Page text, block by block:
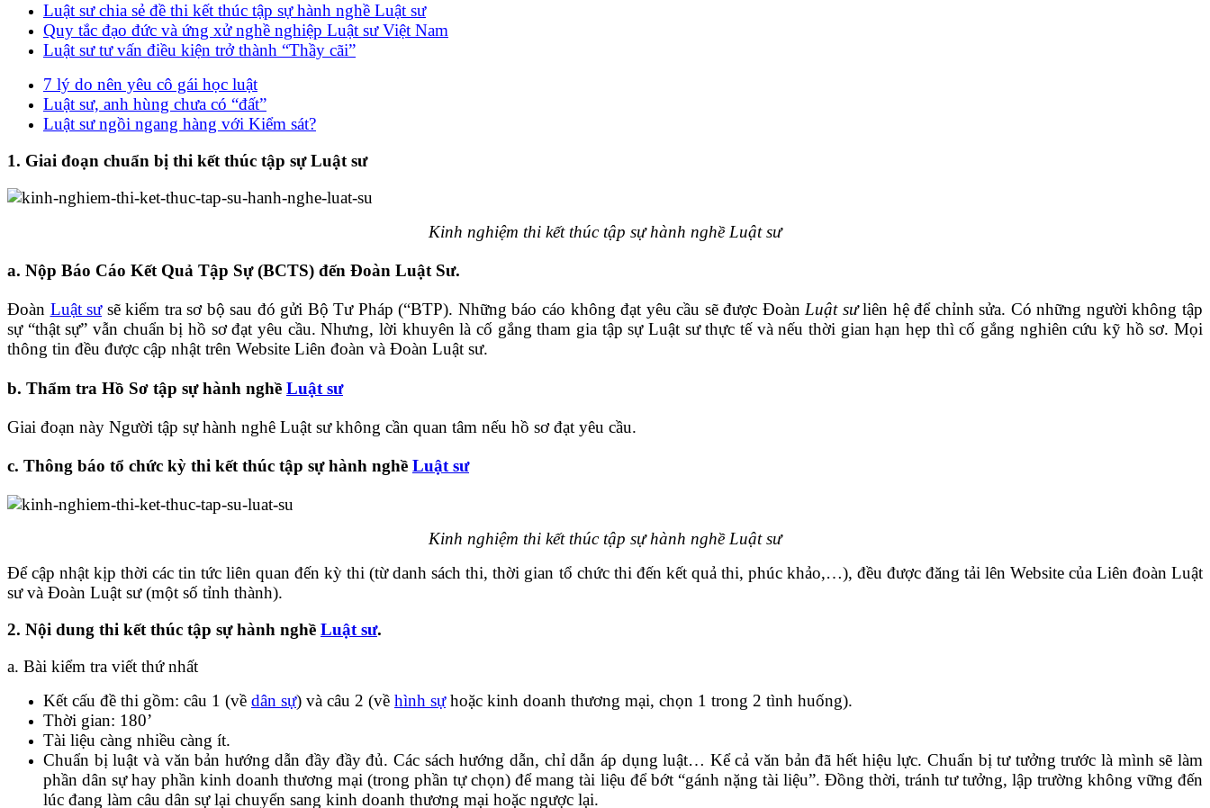
Luật sư chia sẻ đề thi kết thúc tập sự hành nghề Luật sư
Quy tắc đạo đức và ứng xử nghề nghiệp Luật sư Việt Nam
Luật sư tư vấn điều kiện trở thành “Thầy cãi”
7 lý do nên yêu cô gái học luật
Luật sư, anh hùng chưa có “đất”
Luật sư ngồi ngang hàng với Kiểm sát?
1. Giai đoạn chuẩn bị thi kết thúc tập sự Luật sư
Kinh nghiệm thi kết thúc tập sự hành nghề Luật sư
a. Nộp Báo Cáo Kết Quả Tập Sự (BCTS) đến Đoàn Luật Sư.
Đoàn Luật sưsẽ kiểm tra sơ bộ sau đó gửi Bộ Tư Pháp (“BTP). Những báo cáo không đạt yêu cầu sẽ được ĐoànLuật sưliên hệ để chỉnh sửa. Có những người không tập
sự “thật sự” vẫn chuẩn bị hồ sơ đạt yêu cầu. Nhưng, lời khuyên là cố gắng tham gia tập sự Luật sư thực tế và nếu thời gian hạn hẹp thì cố gắng nghiên cứu kỹ hồ sơ. Mọi
thông tin đều được cập nhật trên Website Liên đoàn và Đoàn Luật sư.
b. Thẩm tra Hồ Sơ tập sự hành nghề Luật sư
Giai đoạn này Người tập sự hành nghê Luật sư không cần quan tâm nếu hồ sơ đạt yêu cầu.
c. Thông báo tổ chức kỳ thi kết thúc tập sự hành nghề Luật sư
Kinh nghiệm thi kết thúc tập sự hành nghề Luật sư
Để cập nhật kịp thời các tin tức liên quan đến kỳ thi (từ danh sách thi, thời gian tổ chức thi đến kết quả thi, phúc khảo,…), đều được đăng tải lên Website của Liên đoàn Luật
sư và Đoàn Luật sư (một số tỉnh thành).
2. Nội dung thi kết thúc tập sự hành nghề Luật sư.
a. Bài kiểm tra viết thứ nhất
Kết cấu đề thi gồm: câu 1 (về dân sự) và câu 2 (về hình sựhoặc kinh doanh thương mại, chọn 1 trong 2 tình huống).
Thời gian: 180’
Tài liệu càng nhiều càng ít.
Chuẩn bị luật và văn bản hướng dẫn đầy đầy đủ. Các sách hướng dẫn, chỉ dẫn áp dụng luật… Kể cả văn bản đã hết hiệu lực. Chuẩn bị tư tưởng trước là mình sẽ làm
phần dân sự hay phần kinh doanh thương mại (trong phần tự chọn) để mang tài liệu để bớt “gánh nặng tài liệu”. Đồng thời, tránh tư tưởng, lập trường không vững đến
lúc đang làm câu dân sự lại chuyển sang kinh doanh thương mại hoặc ngược lại.